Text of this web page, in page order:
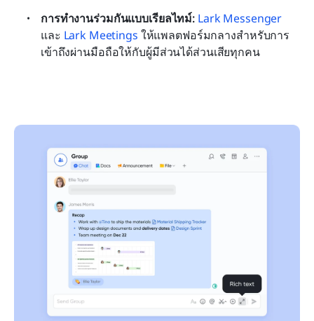
การทำงานร่วมกันแบบเรียลไทม์: Lark Messenger
และ Lark Meetings ให้แพลตฟอร์มกลางสำหรับการ
เข้าถึงผ่านมือถือให้กับผู้มีส่วนได้ส่วนเสียทุกคน